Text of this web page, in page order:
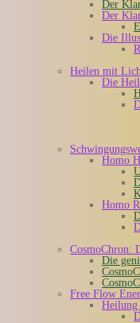
Der
Der
Die
Heilen mit
Die
Homo
Homo
CosmoChron:
Die
Free Flow